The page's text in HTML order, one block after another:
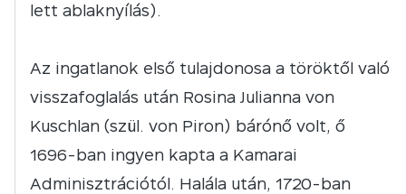
lett ablaknyílás).
Az ingatlanok első tulajdonosa a töröktől való
visszafoglalás után Rosina Julianna von
Kuschlan (szül. von Piron) bárónő volt, ő
1696-ban ingyen kapta a Kamarai
Adminisztrációtól. Halála után, 1720-ban